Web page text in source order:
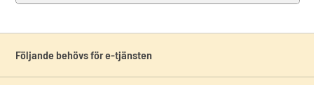
Följande behövs för e-tjänsten